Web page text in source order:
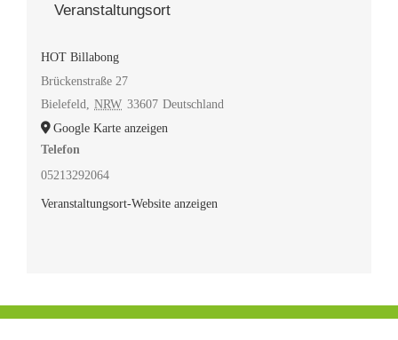
Veranstaltungsort
HOT Billabong
Brückenstraße 27
Bielefeld
NRW 33607 Deutschland
Google Karte anzeigen
Telefon
05213292064
Veranstaltungsort-Website anzeigen